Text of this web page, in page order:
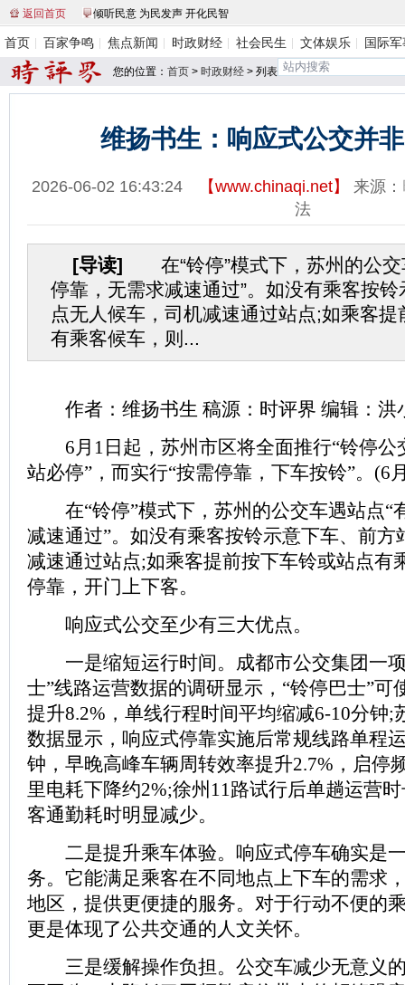
返回首页 倾听民意 为民发声 开化民智
首页 百家争鸣 焦点新闻 时政财经 社会民生 文体娱乐 国际
您的位置： 首页 > 时政财经 > 列表
维扬书生：响应式公交并
2026-06-02 16:43:24 【www.chinaqi.net】 来源：
法
[导读] 在“铃停”模式下，苏州的公交
停靠，无需求减速通过”。如没有乘客按
点无人候车，司机减速通过站点;如乘客
有乘客候车，则...
作者：维扬书生 稿源：时评界 编辑：洪
6月1日起，苏州市区将全面推行“铃停公
站必停”，而实行“按需停靠，下车按铃”。(6
在“铃停”模式下，苏州的公交车遇站点“
减速通过”。如没有乘客按铃示意下车、前方
减速通过站点;如乘客提前按下车铃或站点有
停靠，开门上下客。
响应式公交至少有三大优点。
一是缩短运行时间。成都市公交集团一项
士”线路运营数据的调研显示，“铃停巴士”可
提升8.2%，单线行程时间平均缩减6-10分钟;
数据显示，响应式停靠实施后常规线路单程
钟，早晚高峰车辆周转效率提升2.7%，启停
里电耗下降约2%;徐州11路试行后单趟运营
客通勤耗时明显减少。
二是提升乘车体验。响应式停车确实是
务。它能满足乘客在不同地点上下车的需求
地区，提供更便捷的服务。对于行动不便的
更是体现了公共交通的人文关怀。
三是缓解操作负担。公交车减少无意义